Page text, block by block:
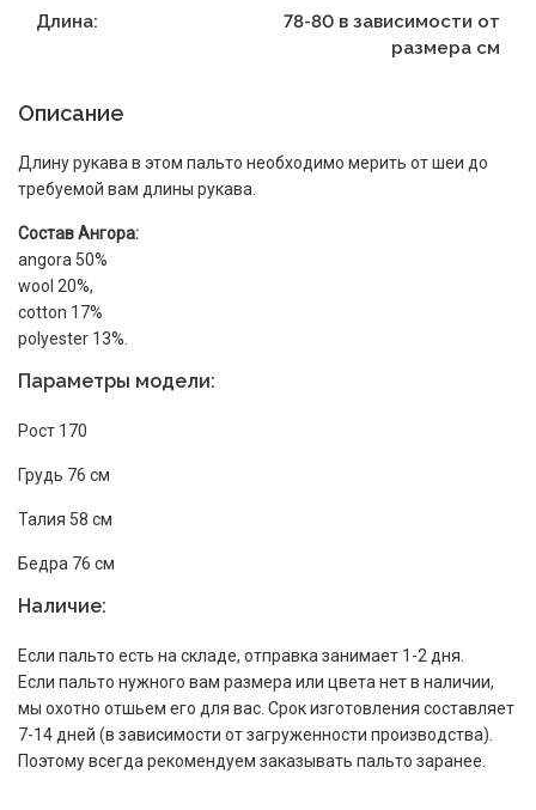
Длина:
78-80 в зависимости от
размера см
Описание
Длину рукава в этом пальто необходимо мерить от шеи до
требуемой вам длины рукава.
Состав Ангора:
angora 50%
wool 20%,
cotton 17%
polyester 13%.
Параметры модели:
Рост 170
Грудь 76 см
Талия 58 см
Бедра 76 см
Наличие:
Если пальто есть на складе, отправка занимает 1-2 дня.
Если пальто нужного вам размера или цвета нет в наличии,
мы охотно отшьем его для вас. Срок изготовления составляет
7-14 дней (в зависимости от загруженности производства).
Поэтому всегда рекомендуем заказывать пальто заранее.